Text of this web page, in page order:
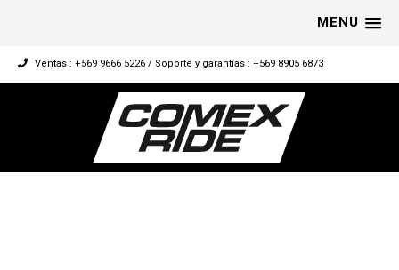
MENU
Ventas : +569 9666 5226 / Soporte y garantías : +569 8905 6873